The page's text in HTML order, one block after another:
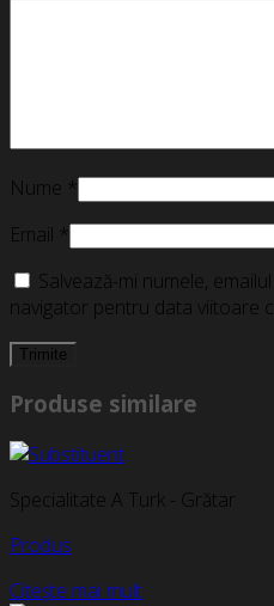
Nume *
Email *
Salvează-mi numele,
navigator pentru data viitoare
Produse similare
Specialitate A Turk - Grătar
Produs
Citește mai mult